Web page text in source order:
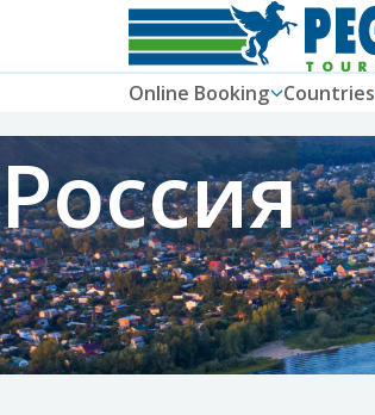
Online Booking Countries
Россия